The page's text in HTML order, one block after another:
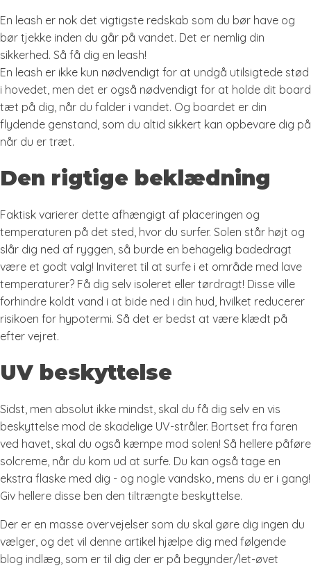
En leash er nok det vigtigste redskab som du bør have og
bør tjekke inden du går på vandet. Det er nemlig din
sikkerhed. Så få dig en leash!
En leash er ikke kun nødvendigt for at undgå utilsigtede stød
i hovedet, men det er også nødvendigt for at holde dit board
tæt på dig, når du falder i vandet. Og boardet er din
flydende genstand, som du altid sikkert kan opbevare dig på
når du er træt.
Den rigtige beklædning
Faktisk varierer dette afhængigt af placeringen og
temperaturen på det sted, hvor du surfer. Solen står højt og
slår dig ned af ryggen, så burde en behagelig badedragt
være et godt valg! Inviteret til at surfe i et område med lave
temperaturer? Få dig selv isoleret eller tørdragt! Disse ville
forhindre koldt vand i at bide ned i din hud, hvilket reducerer
risikoen for hypotermi. Så det er bedst at være klædt på
efter vejret.
UV beskyttelse
Sidst, men absolut ikke mindst, skal du få dig selv en vis
beskyttelse mod de skadelige UV-stråler. Bortset fra faren
ved havet, skal du også kæmpe mod solen! Så hellere påføre
solcreme, når du kom ud at surfe. Du kan også tage en
ekstra flaske med dig - og nogle vandsko, mens du er i gang!
Giv hellere disse ben den tiltrængte beskyttelse.
Der er en masse overvejelser som du skal gøre dig ingen du
vælger, og det vil denne artikel hjælpe dig med følgende
blog indlæg, som er til dig der er på begynder/let-øvet